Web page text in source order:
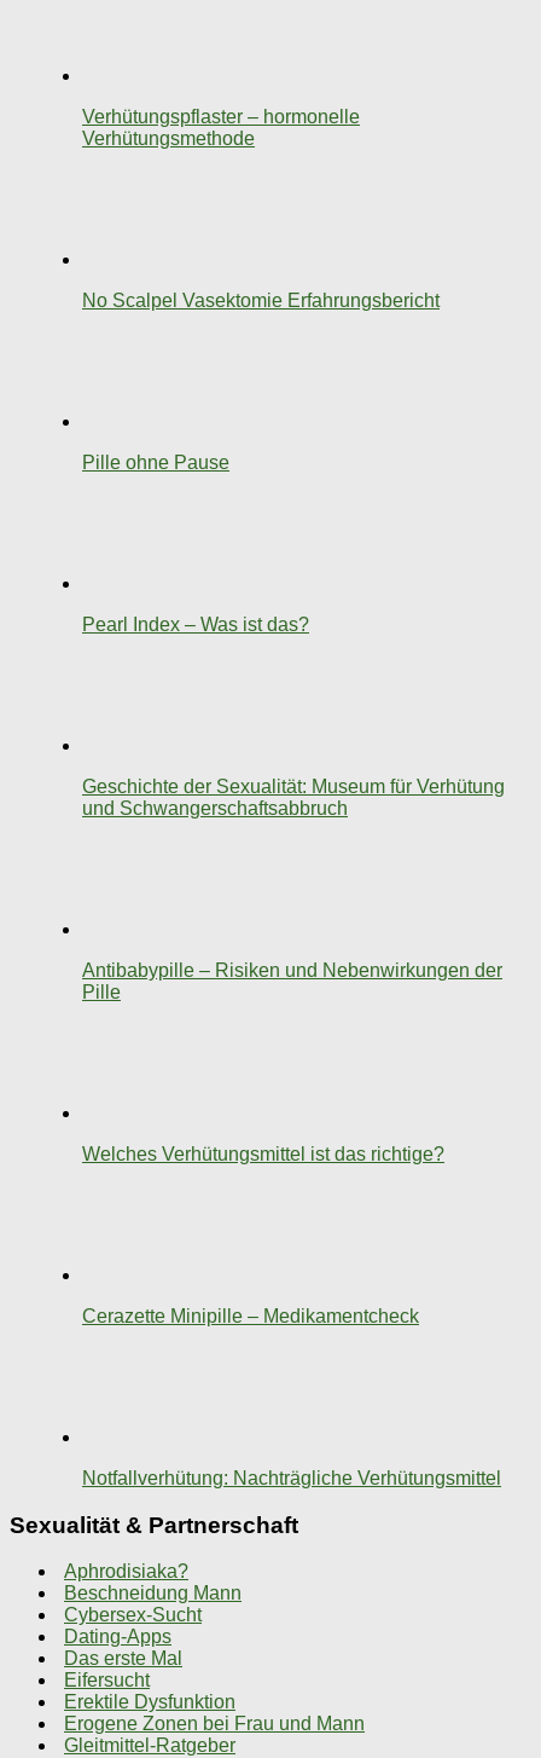
Verhütungspflaster – hormonelle
Verhütungsmethode
No Scalpel Vasektomie Erfahrungsbericht
Pille ohne Pause
Pearl Index – Was ist das?
Geschichte der Sexualität: Museum für Verhütung
und Schwangerschaftsabbruch
Antibabypille – Risiken und Nebenwirkungen der
Pille
Welches Verhütungsmittel ist das richtige?
Cerazette Minipille – Medikamentcheck
Notfallverhütung: Nachträgliche Verhütungsmittel
Sexualität & Partnerschaft
Aphrodisiaka?
Beschneidung Mann
Cybersex-Sucht
Dating-Apps
Das erste Mal
Eifersucht
Erektile Dysfunktion
Erogene Zonen bei Frau und Mann
Gleitmittel-Ratgeber